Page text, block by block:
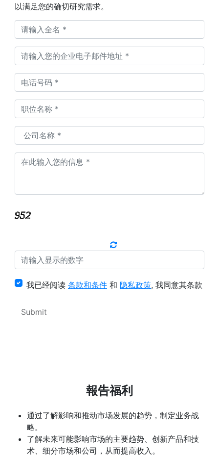
以满足您的确切研究需求。
我已经阅读 条款和条件 和 隐私政策, 我同意其条款
報告福利
通过了解影响和推动市场发展的趋势，制定业务战
略。
了解未来可能影响市场的主要趋势、创新产品和技
术、细分市场和公司，从而提高收入。